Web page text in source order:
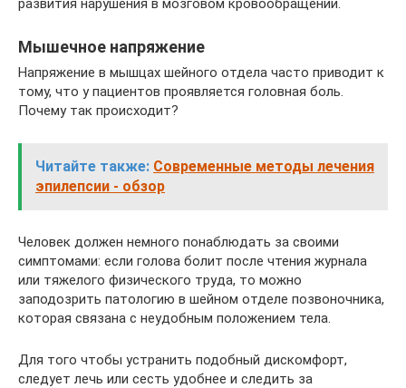
Мышечное напряжение
Напряжение в мышцах шейного отдела часто приводит к
тому, что у пациентов проявляется головная боль.
Почему так происходит?
Читайте также: Современные методы лечения
эпилепсии - обзор
Человек должен немного понаблюдать за своими
симптомами: если голова болит после чтения журнала
или тяжелого физического труда, то можно
заподозрить патологию в шейном отделе позвоночника,
которая связана с неудобным положением тела.
Для того чтобы устранить подобный дискомфорт,
следует лечь или сесть удобнее и следить за